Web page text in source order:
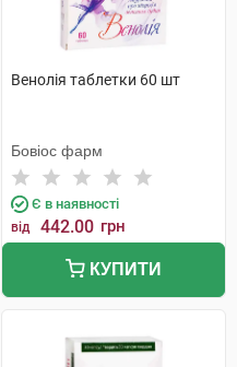
Венолія таблетки 60 шт
Бовіос фарм
Є в наявності
від 442.00 грн
КУПИТИ